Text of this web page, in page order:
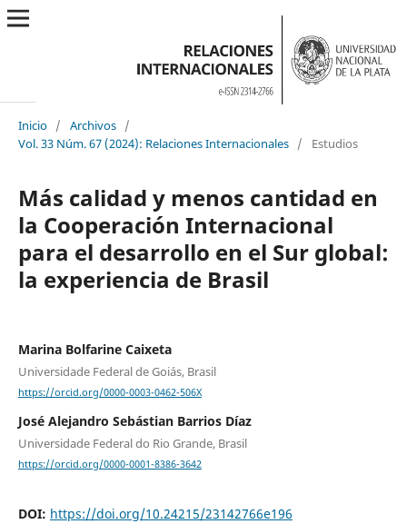
Inicio / Archivos /
Vol. 33 Núm. 67 (2024): Relaciones Internacionales / Estudios
Más calidad y menos cantidad en
la Cooperación Internacional
para el desarrollo en el Sur global:
la experiencia de Brasil
Marina Bolfarine Caixeta
Universidade Federal de Goiás, Brasil
https://orcid.org/0000-0003-0462-506X
José Alejandro Sebástian Barrios Díaz
Universidade Federal do Rio Grande, Brasil
https://orcid.org/0000-0001-8386-3642
DOI: https://doi.org/10.24215/23142766e196